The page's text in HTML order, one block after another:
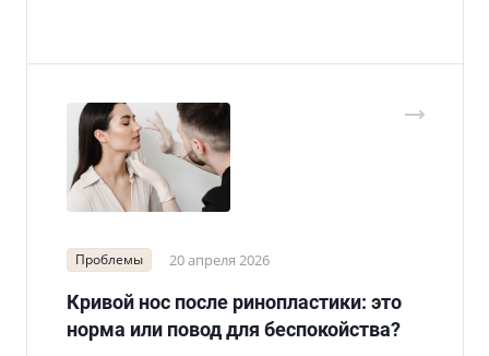
Проблемы 20 апреля 2026
Кривой нос после ринопластики: это
норма или повод для беспокойства?